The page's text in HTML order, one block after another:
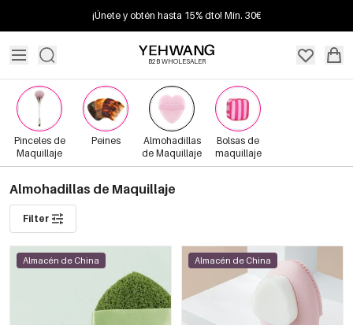
¡Únete y obtén hasta 15% dto! Mín. 30€
B2B WHOLESALER
Pinceles de
Maquillaje
Peines
Almohadillas
de Maquillaje
Bolsas de
maquillaje
Almohadillas de Maquillaje
Filter
Almacén de China Almacén de China